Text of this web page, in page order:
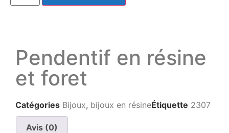
Pendentif en résine
et foret
Catégories Bijoux, bijoux en résineÉtiquette 2307
Avis (0)